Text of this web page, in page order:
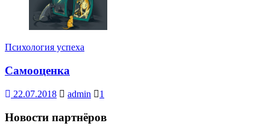
Психология успеха
Самооценка
22.07.2018 admin 1
Новости партнёров